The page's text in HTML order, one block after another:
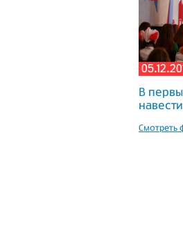
В
Смотреть